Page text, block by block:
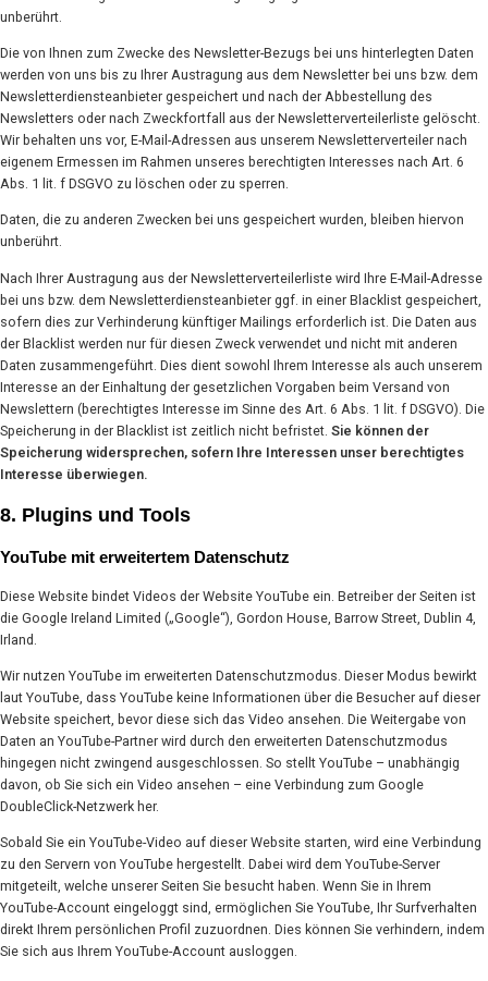
unberührt.
Die von Ihnen zum Zwecke des Newsletter-Bezugs bei uns hinterlegten Daten
werden von uns bis zu Ihrer Austragung aus dem Newsletter bei uns bzw. dem
Newsletterdiensteanbieter gespeichert und nach der Abbestellung des
Newsletters oder nach Zweckfortfall aus der Newsletterverteilerliste gelöscht.
Wir behalten uns vor, E-Mail-Adressen aus unserem Newsletterverteiler nach
eigenem Ermessen im Rahmen unseres berechtigten Interesses nach Art. 6
Abs. 1 lit. f DSGVO zu löschen oder zu sperren.
Daten, die zu anderen Zwecken bei uns gespeichert wurden, bleiben hiervon
unberührt.
Nach Ihrer Austragung aus der Newsletterverteilerliste wird Ihre E-Mail-Adresse
bei uns bzw. dem Newsletterdiensteanbieter ggf. in einer Blacklist gespeichert,
sofern dies zur Verhinderung künftiger Mailings erforderlich ist. Die Daten aus
der Blacklist werden nur für diesen Zweck verwendet und nicht mit anderen
Daten zusammengeführt. Dies dient sowohl Ihrem Interesse als auch unserem
Interesse an der Einhaltung der gesetzlichen Vorgaben beim Versand von
Newslettern (berechtigtes Interesse im Sinne des Art. 6 Abs. 1 lit. f DSGVO). Die
Speicherung in der Blacklist ist zeitlich nicht befristet. Sie können der
Speicherung widersprechen, sofern Ihre Interessen unser berechtigtes
Interesse überwiegen.
8. Plugins und Tools
YouTube mit erweitertem Datenschutz
Diese Website bindet Videos der Website YouTube ein. Betreiber der Seiten ist
die Google Ireland Limited („Google“), Gordon House, Barrow Street, Dublin 4,
Irland.
Wir nutzen YouTube im erweiterten Datenschutzmodus. Dieser Modus bewirkt
laut YouTube, dass YouTube keine Informationen über die Besucher auf dieser
Website speichert, bevor diese sich das Video ansehen. Die Weitergabe von
Daten an YouTube-Partner wird durch den erweiterten Datenschutzmodus
hingegen nicht zwingend ausgeschlossen. So stellt YouTube – unabhängig
davon, ob Sie sich ein Video ansehen – eine Verbindung zum Google
DoubleClick-Netzwerk her.
Sobald Sie ein YouTube-Video auf dieser Website starten, wird eine Verbindung
zu den Servern von YouTube hergestellt. Dabei wird dem YouTube-Server
mitgeteilt, welche unserer Seiten Sie besucht haben. Wenn Sie in Ihrem
YouTube-Account eingeloggt sind, ermöglichen Sie YouTube, Ihr Surfverhalten
direkt Ihrem persönlichen Profil zuzuordnen. Dies können Sie verhindern, indem
Sie sich aus Ihrem YouTube-Account ausloggen.